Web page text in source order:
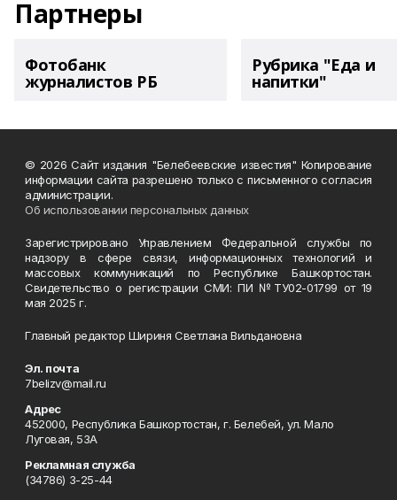
Партнеры
Фотобанк
журналистов РБ
Рубрика "Еда и
напитки"
© 2026 Сайт издания "Белебеевские известия" Копирование
информации сайта разрешено только с письменного согласия
администрации.
Об использовании персональных данных
Зарегистрировано Управлением Федеральной службы по
надзору в сфере связи, информационных технологий и
массовых коммуникаций по Республике Башкортостан.
Свидетельство о регистрации СМИ: ПИ №ТУ02-01799 от 19
мая 2025 г.
Главный редактор Шириня Светлана Вильдановна
Эл. почта
7belizv@mail.ru
Адрес
452000, Республика Башкортостан, г. Белебей, ул. Мало
Луговая, 53А
Рекламная служба
(34786) 3-25-44